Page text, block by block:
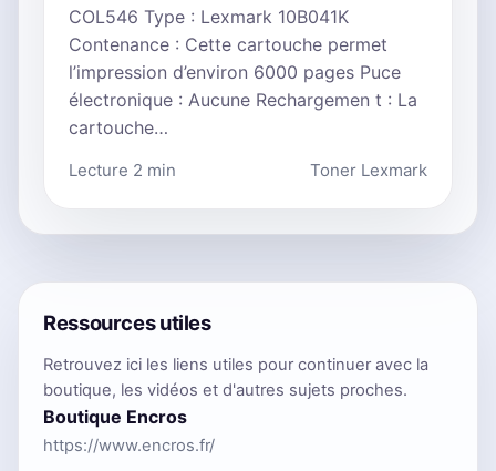
COL546 Type : Lexmark 10B041K
Contenance : Cette cartouche permet
l’impression d’environ 6000 pages Puce
électronique : Aucune Rechargemen t : La
cartouche…
Lecture 2 min Toner Lexmark
Ressources utiles
Retrouvez ici les liens utiles pour continuer avec la
boutique, les vidéos et d'autres sujets proches.
Boutique Encros
https://www.encros.fr/